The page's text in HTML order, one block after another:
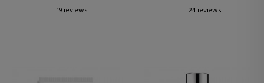
19 reviews
24 reviews